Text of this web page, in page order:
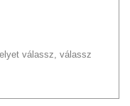
válassz, válassz